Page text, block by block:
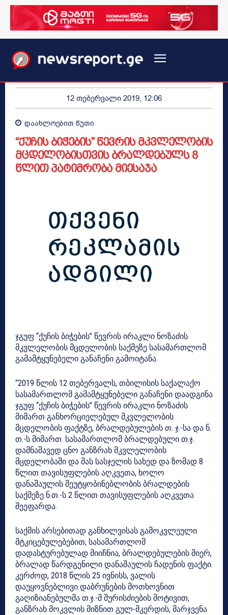
12 თებერვალი 2019, 12:06
დაახლოებით წუთი
“ქუჩის ბიჭების” წევრის მკვლელობის
მცდელობისთვის ბრალდებულს 8
წლით პატიმრობა მიესაჯა
ჯგუფ “ქუჩის ბიჭების” წევრის ირაკლი ნოზაძის
მკვლელობის მცდელობის საქმეზე სასამართლომ
გამამტყუნებელი განაჩენი გამოიტანა.
“2019 წლის 12 თებერვალს, თბილისის საქალაქო
სასამართლომ გამამტყუნებელი განაჩენი დაადგინა
ჯგუფ “ქუჩის ბიჭების” წევრის ირაკლი ნოზაძის
მიმართ განხორციელებულ მკვლელობის
მცდელობის ფაქტზე, ბრალდებულების თ. ჯ.-სა და ნ.
თ.-ს მიმართ. სასამართლომ ბრალდებული თ.ჯ.
დამნაშავედ ცნო განზრახ მკვლელობის
მცდელობაში და მას სასჯელის სახედ და ზომად 8
წლით თავისუფლების აღკვეთა, ხოლო
დანაშაულის შეუტყობინებლობის ბრალდების
საქმეზე ნ.თ.-ს 2 წლით თავისუფლების აღკვეთა
შეეფარდა.
საქმის არსებითად განხილვისას გამოკვლეული
მტკიცებულებებით, სასამართლომ
დადასტურებულად მიიჩნია, ბრალდებულების მიერ,
ბრალად წარდგენილი დანაშაულის ჩადენის ფაქტი.
კერძოდ, 2018 წლის 25 ივნისს, ვალის
დაუყოვნებლივი დაბრუნების მოთხოვნით
გაღიზიანებულმა თ.ჯ.-მ შურისძიების მოტივით,
განზრახ მოკვლის მიზნით გულ-მკერდის, მარჯვენა